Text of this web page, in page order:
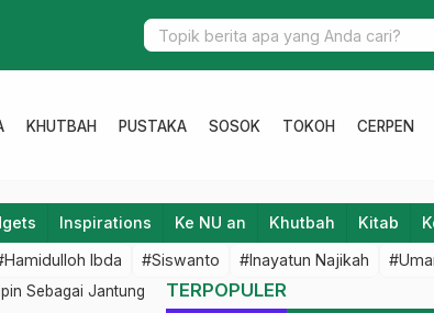
Unggulan Edaran PWNU Jateng Tentang Sholat Eid
KHUTBAH PUSTAKA SOSOK TOKOH CERPEN
Inspirations Ke NU an Khutbah Kitab
Ibda #Siswanto #Inayatun Najikah
Sebagai Jantung TERPOPULER